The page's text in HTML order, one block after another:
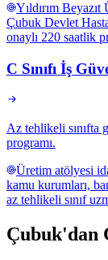
Yıldırım
Çubuk Devlet
onaylı 220 saatlik
C Sınıfı İş
Az tehlikeli sınıfta
programı.
Üretim atölyesi
kamu kurumları,
az tehlikeli sınıf
Çubuk'dan